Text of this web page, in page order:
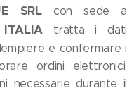
SRLcon sede a
tratta i dati
e confermare i
ordini elettronici,
necessarie durante il